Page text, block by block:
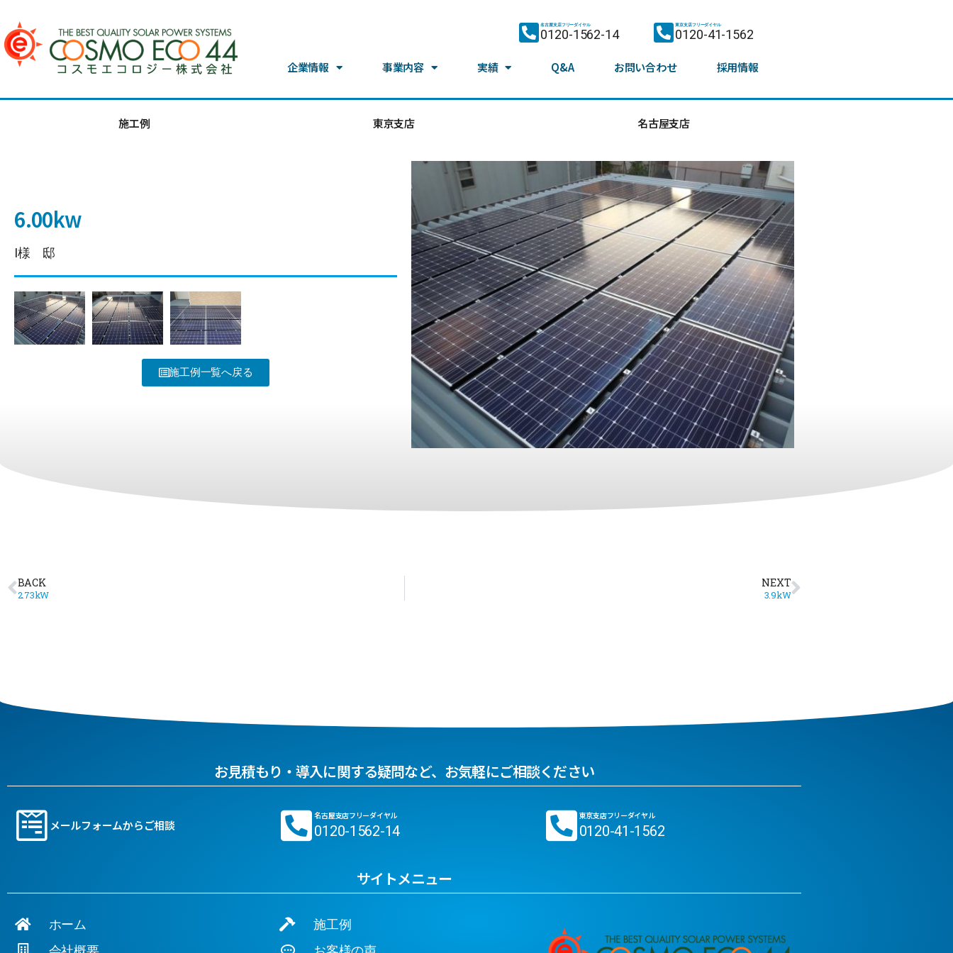
名古屋支店フリーダイヤル
0120-1562-14
東京支店フリーダイヤル
0120-41-1562
企業情報 事業内容 実績 Q&A お問い合わせ 採用情報
施工例 東京支店 名古屋支店
6.00kw
I様 邸
施工例一覧へ戻る
BACK
2.73kW
NEXT
3.9kW
お見積もり・導入に関する疑問など、お気軽にご相談ください
メールフォームからご相談
名古屋支店フリーダイヤル
0120-1562-14
東京支店フリーダイヤル
0120-41-1562
サイトメニュー
ホーム
施工例